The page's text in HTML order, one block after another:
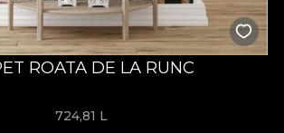
ROATA DE LA RUNC
724,81 L